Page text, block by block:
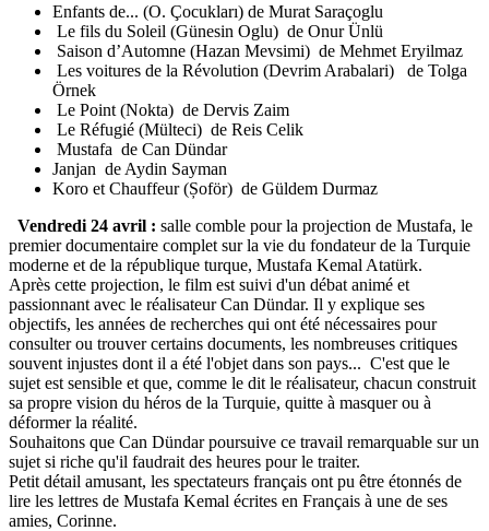
Enfants de... (O. Çocukları) de Murat Saraçoglu
Le fils du Soleil (Günesin Oglu) de Onur Ünlü
Saison d’Automne (Hazan Mevsimi) de Mehmet Eryilmaz
Les voitures de la Révolution (Devrim Arabalari) de Tolga
Örnek
Le Point (Nokta) de Dervis Zaim
Le Réfugié (Mülteci) de Reis Celik
Mustafa de Can Dündar
Janjan de Aydin Sayman
Koro et Chauffeur (Șoför) de Güldem Durmaz
Vendredi 24 avril : salle comble pour la projection de Mustafa, le
premier documentaire complet sur la vie du fondateur de la Turquie
moderne et de la république turque, Mustafa Kemal Atatürk.
Après cette projection, le film est suivi d'un débat animé et
passionnant avec le réalisateur Can Dündar. Il y explique ses
objectifs, les années de recherches qui ont été nécessaires pour
consulter ou trouver certains documents, les nombreuses critiques
souvent injustes dont il a été l'objet dans son pays... C'est que le
sujet est sensible et que, comme le dit le réalisateur, chacun construit
sa propre vision du héros de la Turquie, quitte à masquer ou à
déformer la réalité.
Souhaitons que Can Dündar poursuive ce travail remarquable sur un
sujet si riche qu'il faudrait des heures pour le traiter.
Petit détail amusant, les spectateurs français ont pu être étonnés de
lire les lettres de Mustafa Kemal écrites en Français à une de ses
amies, Corinne.